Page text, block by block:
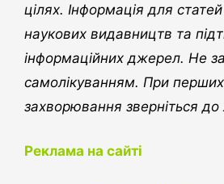
цілях. Інформація для
наукових видавництв та
інформаційних джерел. Не
самолікуванням. При
захворювання зверніться до
Реклама на сайті